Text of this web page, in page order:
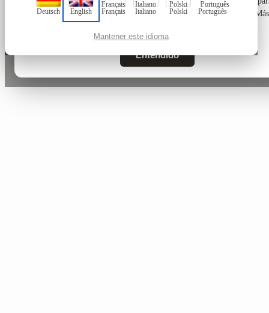
Deutsch English Français Italiano Polski Português
Mantener este idioma
funcionamiento, sin cookies de seguimiento ni de marketing. Más
Entendido